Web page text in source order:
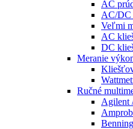
AC
AC/DC
Veľmi
AC
DC
Meranie
Ručné
Agilent
Benning